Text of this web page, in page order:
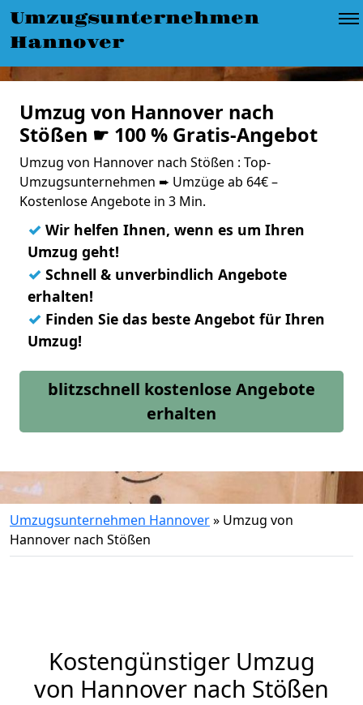
Umzugsunternehmen
Hannover
Umzug von Hannover nach
Stößen ☛ 100 % Gratis-Angebot
Umzug von Hannover nach Stößen : Top-
Umzugsunternehmen ➨ Umzüge ab 64€ –
Kostenlose Angebote in 3 Min.
✓ Wir helfen Ihnen, wenn es um Ihren
Umzug geht!
✓ Schnell & unverbindlich Angebote
erhalten!
✓ Finden Sie das beste Angebot für Ihren
Umzug!
blitzschnell kostenlose Angebote
erhalten
Umzugsunternehmen Hannover» Umzug von
Hannover nach Stößen
Kostengünstiger Umzug
von Hannover nach Stößen